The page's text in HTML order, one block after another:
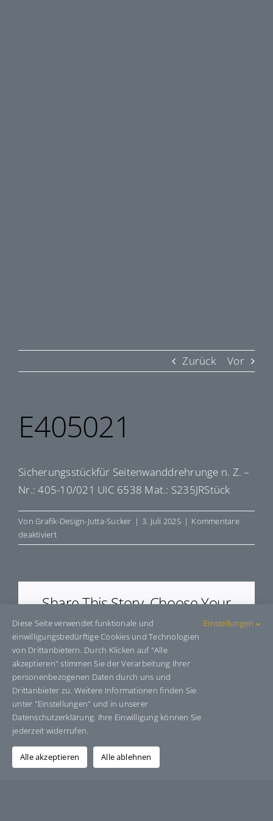
Zurück Vor
E405021
Sicherungsstückfür Seitenwanddrehrunge n. Z. –
Nr.: 405-10/021 UIC 6538 Mat.: S235JRStück
VonGrafik-Design-Jutta-Sucker | 3. Juli 2025 | Kommentare
deaktiviertfür
E405021
Share This Story, Choose Your
Platform!
Facebook Bluesky WhatsAppTelegram
E-
Mail
Über den Autor: Grafik-Design-Jutta-Sucker
Diese Seite verwendet funktionale und
einwilligungsbedürftige Cookies und Technologien
von Drittanbietern. Durch Klicken auf "Alle
akzeptieren" stimmen Sie der Verarbeitung Ihrer
personenbezogenen Daten durch uns und
Drittanbieter zu. Weitere Informationen finden Sie
unter "Einstellungen" und in unserer
Datenschutzerklärung. Ihre Einwilligung können Sie
jederzeit widerrufen.
Einstellungen
Alle akzeptieren Alle ablehnen